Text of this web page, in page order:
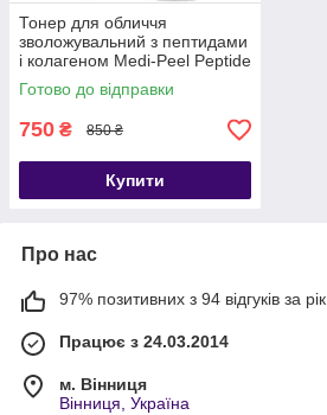
Тонер для обличчя
зволожувальний з пептидами
і колагеном Medi-Peel Peptide
9 Volume Bio Tox Toner Pro
250ml
Готово до відправки
750 ₴ 850 ₴
Купити
Про нас
97% позитивних з 94 відгуків за рік
Працює з 24.03.2014
м. Вінниця
Вінниця, Україна